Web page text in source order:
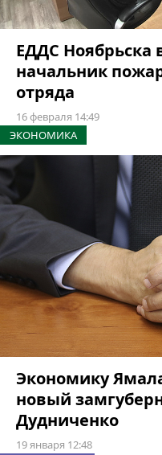
ЕДДС Ноябрьска
начальник
отряда
16 февраля 14:49
ЭКОНОМИКА
Экономику
новый
Дудниченко
19 января 12:48